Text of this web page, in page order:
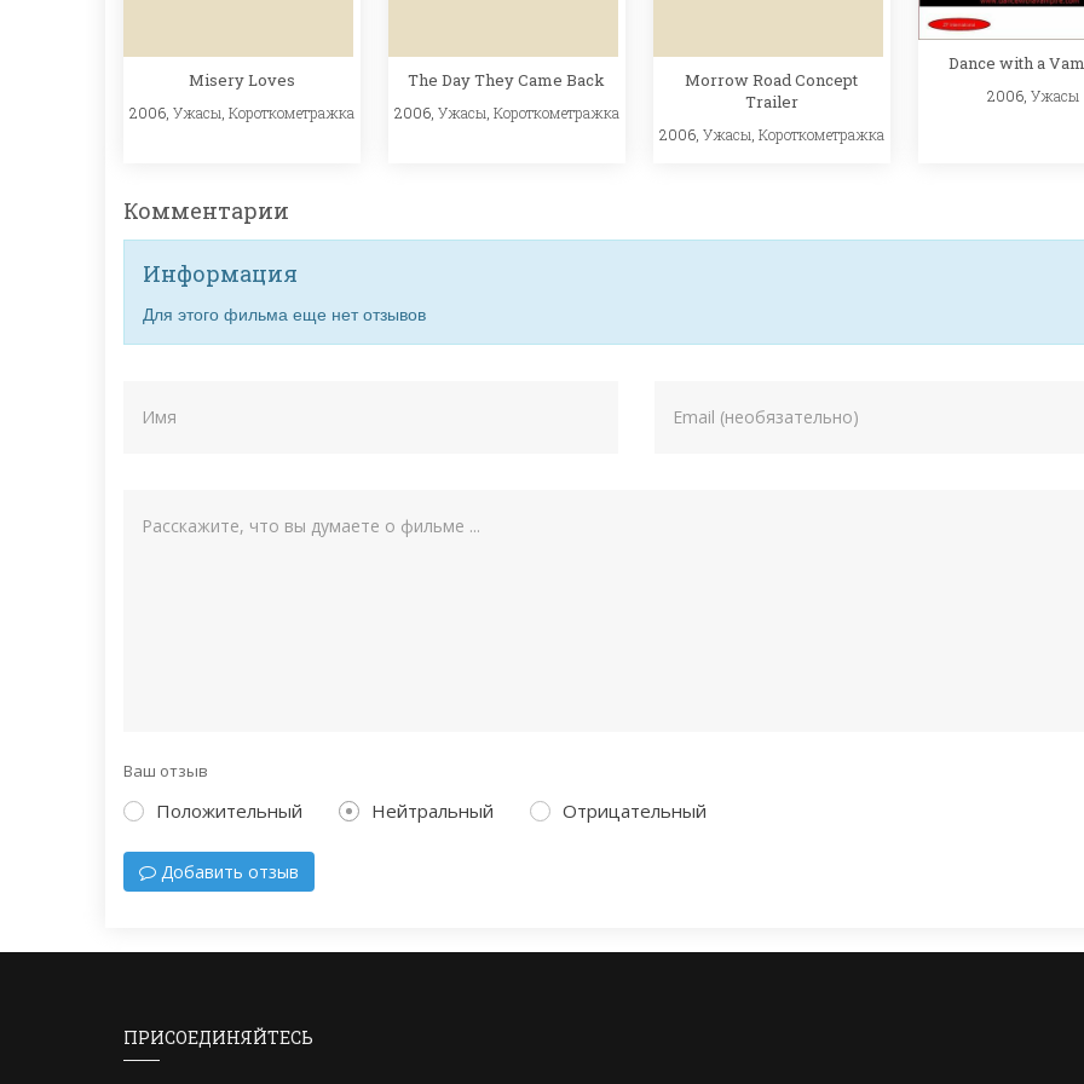
Misery Loves
2006, Ужасы, Короткометражка
The Day They Came Back
2006, Ужасы, Короткометражка
Morrow Road Concept
Trailer
2006, Ужасы, Короткометражка
Dance with a
2006, Ужасы
Комментарии
Информация
Для этого фильма еще нет отзывов
Ваш отзыв
Положительный Нейтральный Отрицательный
Добавить отзыв
ПРИСОЕДИНЯЙТЕСЬ